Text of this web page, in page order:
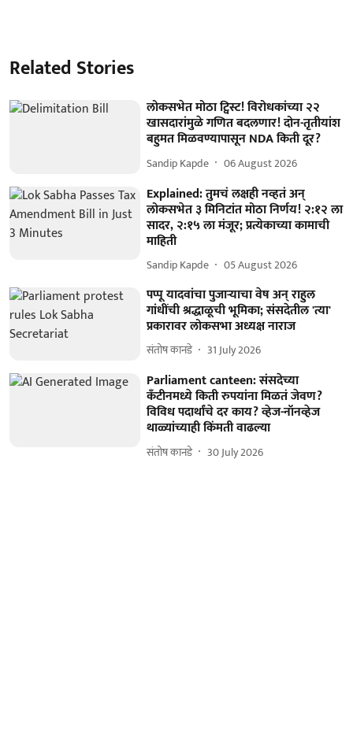
Related Stories
लोकसभेत मोठा ट्विस्ट! विरोधकांच्या २२
खासदारांमुळे गणित बदलणार! दोन-तृतीयांश
बहुमत मिळवण्यापासून NDA किती दूर?
Sandip Kapde 06 August 2026
Explained: तुमचं लक्षही नव्हतं अन्
लोकसभेत ३ मिनिटांत मोठा निर्णय! २:१२ ला
सादर, २:१५ ला मंजूर; प्रत्येकाच्या कामाची
माहिती
Sandip Kapde 05 August 2026
पप्पू यादवांचा पुजाऱ्याचा वेष अन् राहुल
गांधींची श्रद्धाळूची भूमिका; संसदेतील 'त्या'
प्रकारावर लोकसभा अध्यक्ष नाराज
संतोष कानडे 31 July 2026
Parliament canteen: संसदेच्या
कँटीनमध्ये किती रुपयांना मिळतं जेवण?
विविध पदार्थांचे दर काय? व्हेज-नॉनव्हेज
थाळ्यांच्याही किंमती वाढल्या
संतोष कानडे 30 July 2026